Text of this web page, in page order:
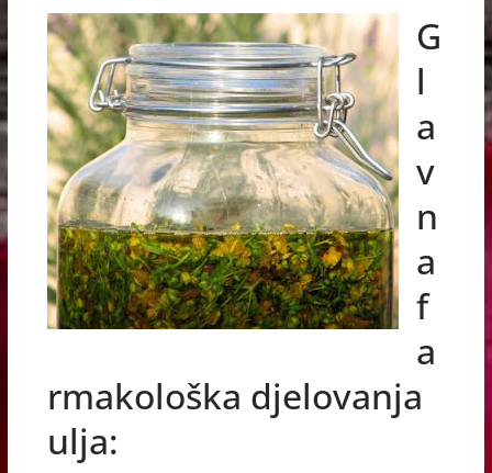
c
e
b
o
o
k
ss
e
n
g
er
at
s
A
p
p
er
G
l
a
v
n
a
f
a
rmakološka djelovanja
ulja: